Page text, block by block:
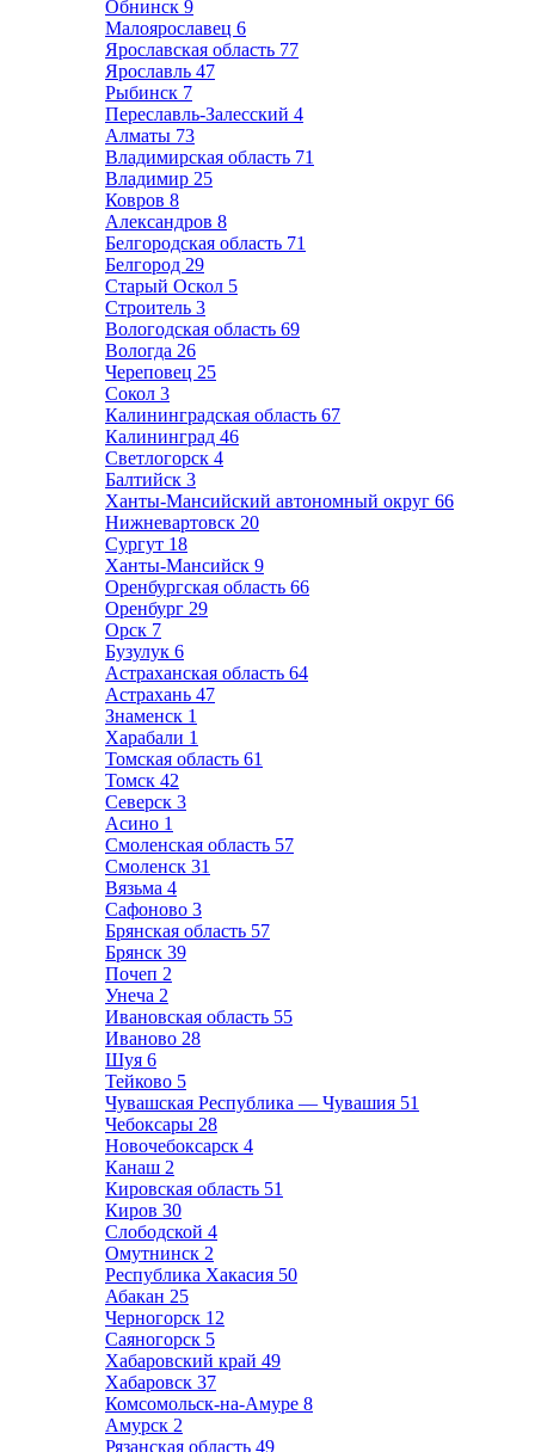
Обнинск 9
Малоярославец 6
Ярославская область 77
Ярославль 47
Рыбинск 7
Переславль-Залесский 4
Алматы 73
Владимирская область 71
Владимир 25
Ковров 8
Александров 8
Белгородская область 71
Белгород 29
Старый Оскол 5
Строитель 3
Вологодская область 69
Вологда 26
Череповец 25
Сокол 3
Калининградская область 67
Калининград 46
Светлогорск 4
Балтийск 3
Ханты-Мансийский автономный округ 66
Нижневартовск 20
Сургут 18
Ханты-Мансийск 9
Оренбургская область 66
Оренбург 29
Орск 7
Бузулук 6
Астраханская область 64
Астрахань 47
Знаменск 1
Харабали 1
Томская область 61
Томск 42
Северск 3
Асино 1
Смоленская область 57
Смоленск 31
Вязьма 4
Сафоново 3
Брянская область 57
Брянск 39
Почеп 2
Унеча 2
Ивановская область 55
Иваново 28
Шуя 6
Тейково 5
Чувашская Республика — Чувашия 51
Чебоксары 28
Новочебоксарск 4
Канаш 2
Кировская область 51
Киров 30
Слободской 4
Омутнинск 2
Республика Хакасия 50
Абакан 25
Черногорск 12
Саяногорск 5
Хабаровский край 49
Хабаровск 37
Комсомольск-на-Амуре 8
Амурск 2
Рязанская область 49